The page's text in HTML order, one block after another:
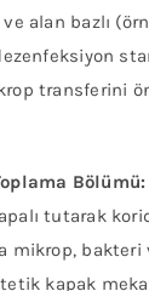
alan bazlı
transferini
Bölümü:
tutarak
mikrop, bakteri
kapak